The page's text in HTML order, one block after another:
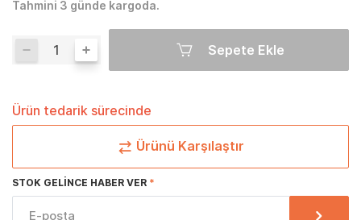
Tahmini 3 günde kargoda.
Sepete Ekle
Ürün tedarik sürecinde
Ürünü Karşılaştır
STOK GELINCE HABER VER